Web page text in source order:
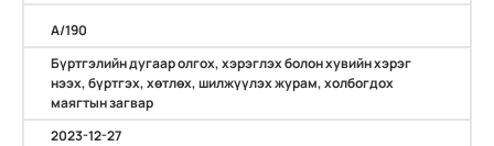
А/190
Бүртгэлийн дугаар олгох, хэрэглэх болон хувийн хэрэг
нээх, бүртгэх, хөтлөх, шилжүүлэх журам, холбогдох
маягтын загвар
2023-12-27